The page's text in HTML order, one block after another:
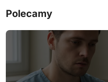
Polecamy